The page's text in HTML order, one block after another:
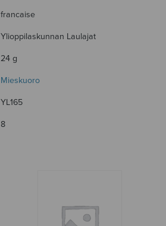
francaise
Ylioppilaskunnan Laulajat
24 g
Mieskuoro
YL165
8